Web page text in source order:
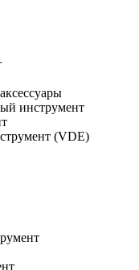
инструмент
(VDE)